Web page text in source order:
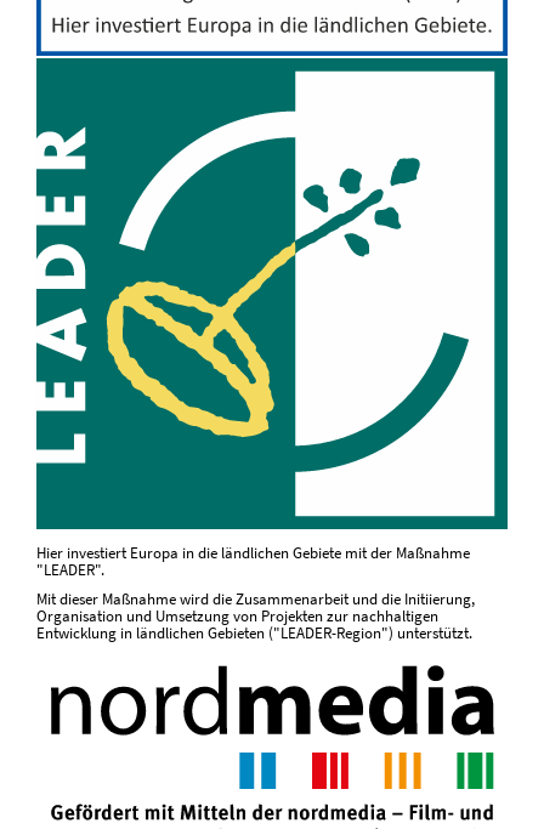
Hier investiert Europa in die ländlichen Gebiete mit der Maßnahme
"LEADER".
Mit dieser Maßnahme wird die Zusammenarbeit und die Initiierung,
Organisation und Umsetzung von Projekten zur nachhaltigen
Entwicklung in ländlichen Gebieten ("LEADER-Region") unterstützt.